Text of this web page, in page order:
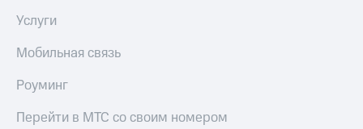
Услуги
Мобильная связь
Роуминг
Перейти в МТС со своим номером